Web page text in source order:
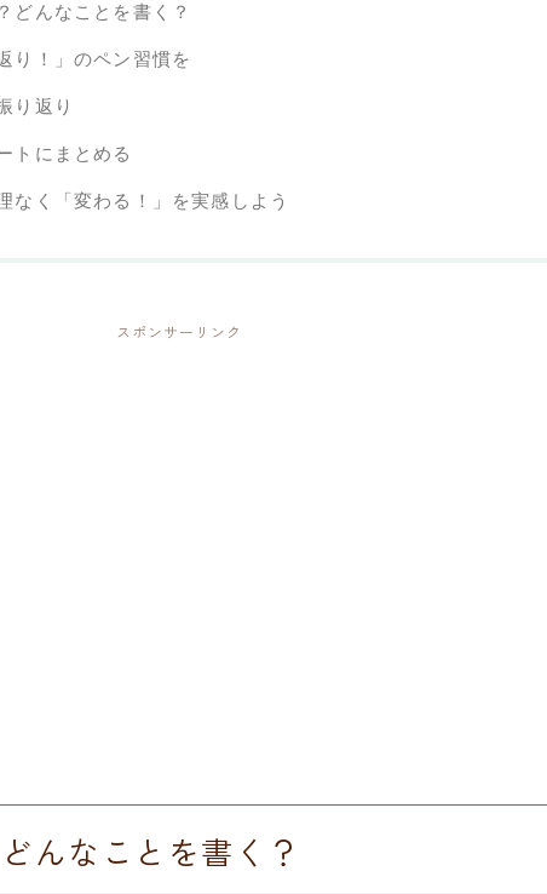
どんなことを書く？
り！」のペン習慣を
り返り
トにまとめる
なく「変わる！」を実感しよう
スポンサーリンク
んなことを書く？